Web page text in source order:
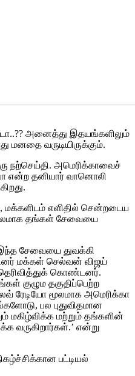
அனைத்து இதயங்களிலும்
மனதை வருடியிருக்கும்.
நற்செய்தி. அமெரிக்காவைச்
என்ற தனியார் வானொலி
மக்களிடம் எளிதில் சென்றடைய
தங்கள் சேவையை
சேவையை துவக்கி
மக்கள் செல்வன் விஜய்
கொண்டனர்.
குழும தகுதிப்பெற்ற
ரேடியோ மூலமாக அமெரிக்கா
பல புதுவிதமான
மகிழ்விக்க மற்றும் தங்களின்
வருகிறார்கள்.’ என்று
பட்டியல்